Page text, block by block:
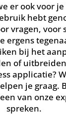
er ook voor
hebt
vragen, voor
ergens
bij het
of
applicatie?
je graag.
van onze
spreken.